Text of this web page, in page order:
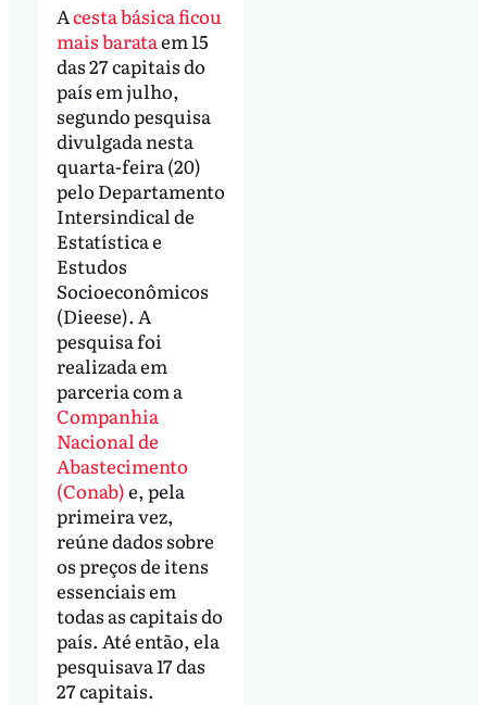
Acesta básica ficou
mais barataem 15
das 27 capitais do
país em julho,
segundo pesquisa
divulgada nesta
quarta-feira (20)
pelo Departamento
Intersindical de
Estatística e
Estudos
Socioeconômicos
(Dieese). A
pesquisa foi
realizada em
parceria com a
Companhia
Nacional de
Abastecimento
(Conab)e, pela
primeira vez,
reúne dados sobre
os preços de itens
essenciais em
todas as capitais do
país. Até então, ela
pesquisava 17 das
27 capitais.